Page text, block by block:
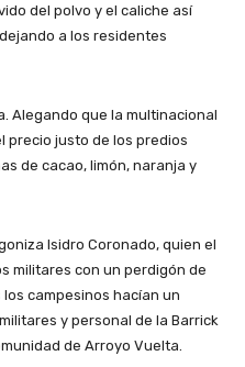
del polvo y el caliche así
a los residentes
Alegando que la multinacional
precio justo de los predios
de cacao, limón, naranja y
Isidro Coronado, quien el
militares con un perdigón de
campesinos hacían un
y personal de la Barrick
de Arroyo Vuelta.